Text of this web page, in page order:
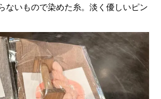
ないもので染めた糸。淡く優しいピン